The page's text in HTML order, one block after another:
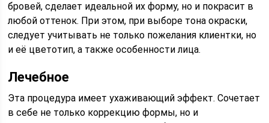
бровей, сделает идеальной их форму, но и покрасит в
любой оттенок. При этом, при выборе тона окраски,
следует учитывать не только пожелания клиентки, но
и её цветотип, а также особенности лица.
Лечебное
Эта процедура имеет ухаживающий эффект. Сочетает
в себе не только коррекцию формы, но и